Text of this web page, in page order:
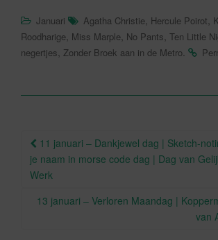
c
e
o
k
tt
er
Januari Agatha Christie, Hercule Poirot,
Roodharige, Miss Marple, No Pants, Ten Little
negertjes, Zonder Broek aan in de Metro.
Berichtnavigatie
11 januari – Dankjewel dag | Sketch-
je naam in morse code dag | Dag van
Werk
13 januari – Verloren Maandag |
van